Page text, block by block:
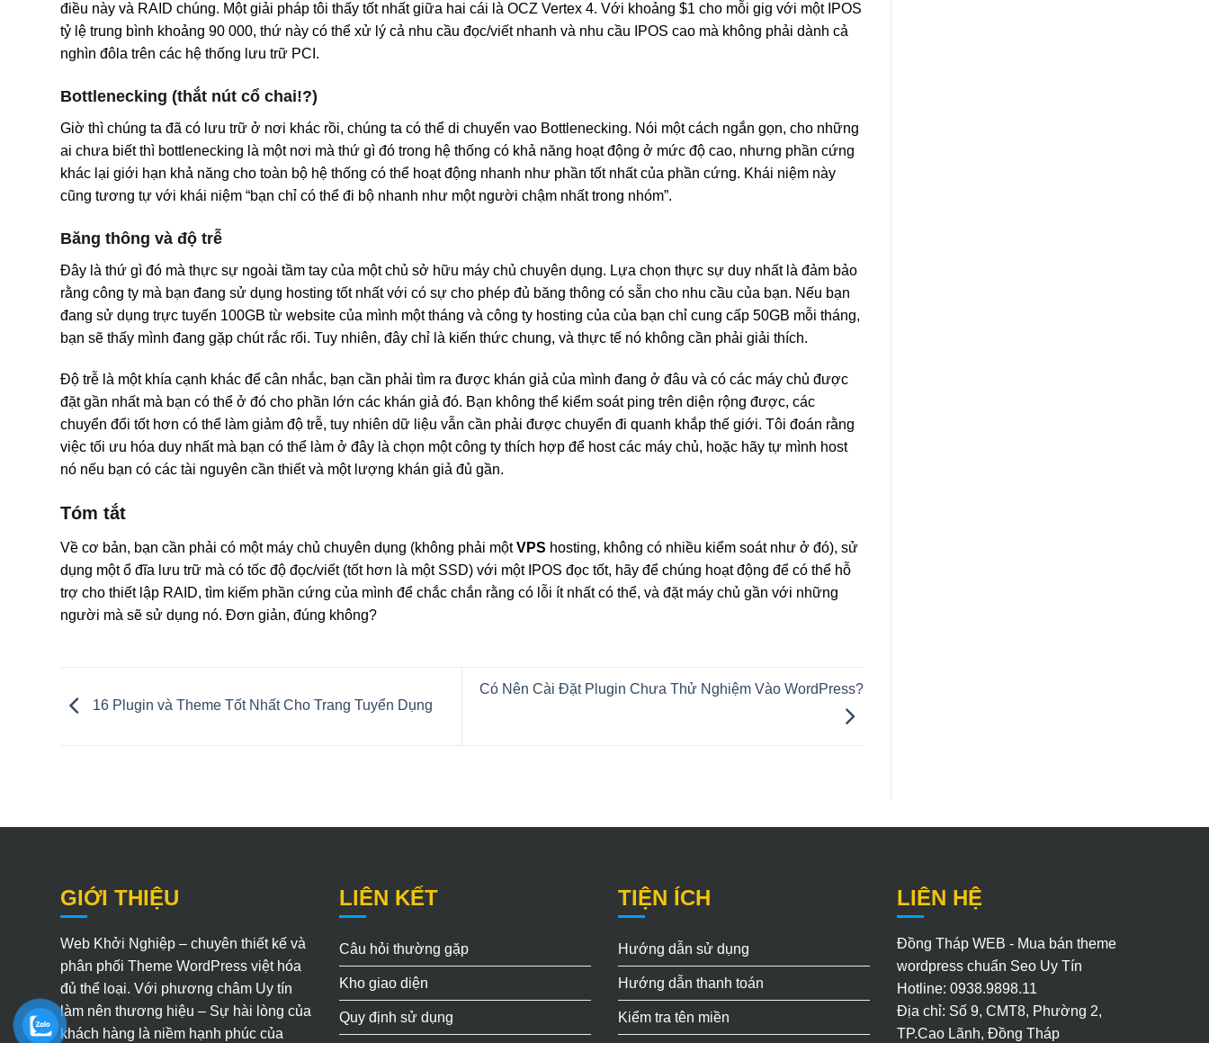
điều này và RAID chúng. Một giải pháp tôi thấy tốt nhất giữa hai cái là OCZ Vertex 4. Với khoảng $1 cho mỗi gig với một IPOS
tỷ lệ trung bình khoảng 90 000, thứ này có thể xử lý cả nhu cầu đọc/viết nhanh và nhu cầu IPOS cao mà không phải dành cả
nghìn đôla trên các hệ thống lưu trữ PCI.
Bottlenecking (thắt nút cổ chai!?)
Giờ thì chúng ta đã có lưu trữ ở nơi khác rồi, chúng ta có thể di chuyển vao Bottlenecking. Nói một cách ngắn gọn, cho những
ai chưa biết thì bottlenecking là một nơi mà thứ gì đó trong hệ thống có khả năng hoạt động ở mức độ cao, nhưng phần cứng
khác lại giới hạn khả năng cho toàn bộ hệ thống có thể hoạt động nhanh như phần tốt nhất của phần cứng. Khái niệm này
cũng tương tự với khái niệm “bạn chỉ có thể đi bộ nhanh như một người chậm nhất trong nhóm”.
Băng thông và độ trễ
Đây là thứ gì đó mà thực sự ngoài tầm tay của một chủ sở hữu máy chủ chuyên dụng. Lựa chọn thực sự duy nhất là đảm bảo
rằng công ty mà bạn đang sử dụng hosting tốt nhất với có sự cho phép đủ băng thông có sẵn cho nhu cầu của bạn. Nếu bạn
đang sử dụng trực tuyến 100GB từ website của mình một tháng và công ty hosting của của bạn chỉ cung cấp 50GB mỗi tháng,
bạn sẽ thấy mình đang gặp chút rắc rối. Tuy nhiên, đây chỉ là kiến thức chung, và thực tế nó không cần phải giải thích.
Độ trễ là một khía cạnh khác để cân nhắc, bạn cần phải tìm ra được khán giả của mình đang ở đâu và có các máy chủ được
đặt gần nhất mà bạn có thể ở đó cho phần lớn các khán giả đó. Bạn không thể kiểm soát ping trên diện rộng được, các
chuyển đổi tốt hơn có thể làm giảm độ trễ, tuy nhiên dữ liệu vẫn cần phải được chuyển đi quanh khắp thế giới. Tôi đoán rằng
việc tối ưu hóa duy nhất mà bạn có thể làm ở đây là chọn một công ty thích hợp để host các máy chủ, hoặc hãy tự mình host
nó nếu bạn có các tài nguyên cần thiết và một lượng khán giả đủ gần.
Tóm tắt
Về cơ bản, bạn cần phải có một máy chủ chuyên dụng (không phải mộtVPS hosting, không có nhiều kiểm soát như ở đó), sử
dụng một ổ đĩa lưu trữ mà có tốc độ đọc/viết (tốt hơn là một SSD) với một IPOS đọc tốt, hãy để chúng hoạt động để có thể hỗ
trợ cho thiết lập RAID, tìm kiếm phần cứng của mình để chắc chắn rằng có lỗi ít nhất có thể, và đặt máy chủ gần với những
người mà sẽ sử dụng nó. Đơn giản, đúng không?
16 Plugin và Theme Tốt Nhất Cho Trang Tuyển Dụng
Có Nên Cài Đặt Plugin Chưa Thử Nghiệm Vào WordPress?
GIỚI THIỆU
Web Khởi Nghiệp – chuyên thiết kế và
phân phối Theme WordPress việt hóa
đủ thể loại. Với phương châm Uy tín
làm nên thương hiệu – Sự hài lòng của
khách hàng là niềm hạnh phúc của
LIÊN KẾT
Câu hỏi thường gặp
Kho giao diện
Quy định sử dụng
TIỆN ÍCH
Hướng dẫn sử dụng
Hướng dẫn thanh toán
Kiểm tra tên miền
LIÊN HỆ
Đồng Tháp WEB - Mua bán theme
wordpress chuẩn Seo Uy Tín
Hotline: 0938.9898.11
Địa chỉ: Số 9, CMT8, Phường 2,
TP.Cao Lãnh, Đồng Tháp